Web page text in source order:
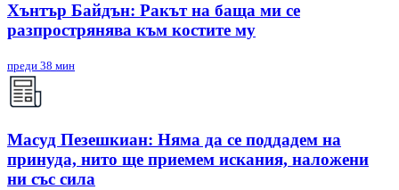
Хънтър Байдън: Ракът на баща ми се
разпрострянява към костите му
преди 38 мин
Масуд Пезешкиан: Няма да се поддадем на
принуда, нито ще приемем искания, наложени
ни със сила